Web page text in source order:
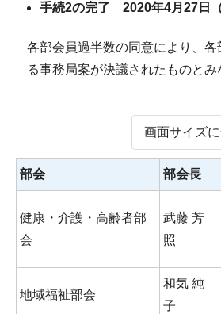
手続2の完了 2020年4月27日（
各部会員過半数の同意により、
る事務局案が決議されたものとみ
画面サイズ
部会 部会長
健康・介護・高齢者部
会
武藤 芳
照
地域福祉部会
和気 純
子